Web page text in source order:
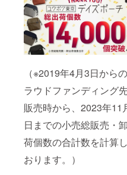
（※2019年4月3日から
ラウドファンディング
販売時から、2023年11
日までの小売総販売・
荷個数の合計数を計算
おります。）